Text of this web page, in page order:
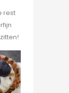
rest